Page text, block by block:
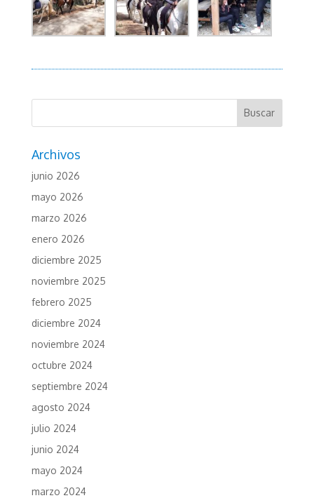
Archivos
junio 2026
mayo 2026
marzo 2026
enero 2026
diciembre 2025
noviembre 2025
febrero 2025
diciembre 2024
noviembre 2024
octubre 2024
septiembre 2024
agosto 2024
julio 2024
junio 2024
mayo 2024
marzo 2024